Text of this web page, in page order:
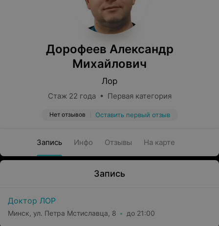
Дорофеев Александр
Михайлович
Лор
Стаж 22 года • Первая категория
Нет отзывов Оставить первый отзыв
Запись Инфо Отзывы На карте
Запись
Доктор ЛОР
Минск, ул. Петра Мстиславца, 8 до 21:00